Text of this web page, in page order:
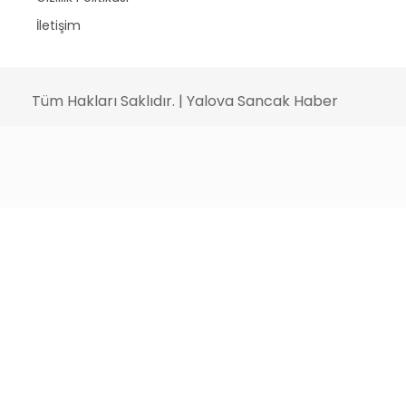
İletişim
Tüm Hakları Saklıdır. | Yalova Sancak Haber